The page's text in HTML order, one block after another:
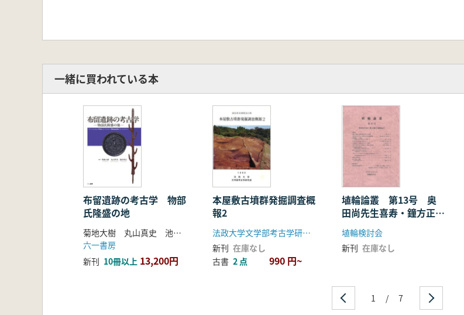
一緒に買われている本
布留遺跡の考古学 物部
氏隆盛の地
菊地大樹 丸山真史 池田保信 編
六一書房
新刊 10冊以上 13,200円
本屋敷古墳群発掘調査概
報2
法政大学文学部考古学研究室
新刊 在庫なし
古書 2 点 990 円~
埴輪論叢 第13号 奥
田尚先生喜寿・鐘方正樹
さん還暦記念号
埴輪検討会
新刊 在庫なし
1 / 7